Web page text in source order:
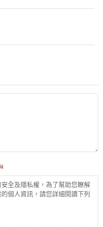
全及隱私權，為了幫助您瞭解
個人資訊，請您詳細閱讀下列